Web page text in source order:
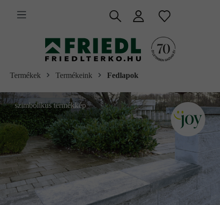
tartalomra
Termékek Termékeink Fedlapok
szimbolikus termékkép